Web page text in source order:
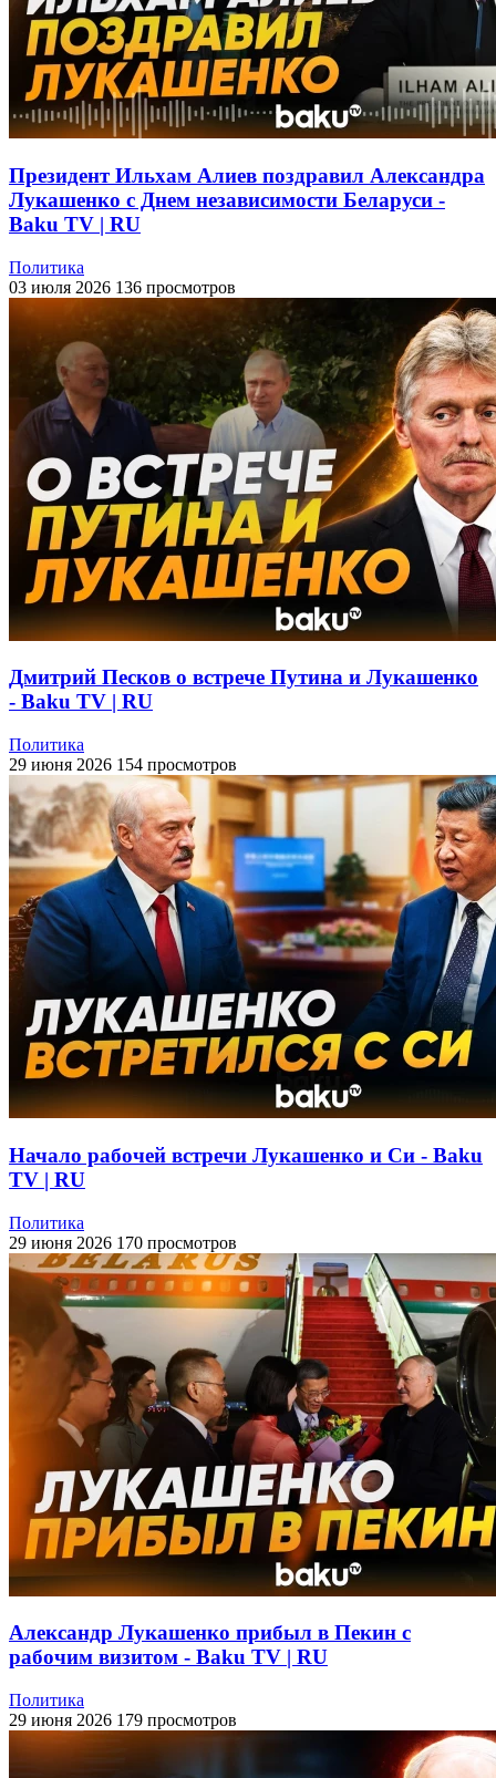
Президент Ильхам Алиев поздравил Александра
Лукашенко с Днем независимости Беларуси -
Baku TV | RU
Политика
03 июля 2026 136 просмотров
Дмитрий Песков о встрече Путина и Лукашенко
- Baku TV | RU
Политика
29 июня 2026 154 просмотров
Начало рабочей встречи Лукашенко и Си - Baku
TV | RU
Политика
29 июня 2026 170 просмотров
Александр Лукашенко прибыл в Пекин с
рабочим визитом - Baku TV | RU
Политика
29 июня 2026 179 просмотров